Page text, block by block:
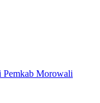
Pemkab Morowali